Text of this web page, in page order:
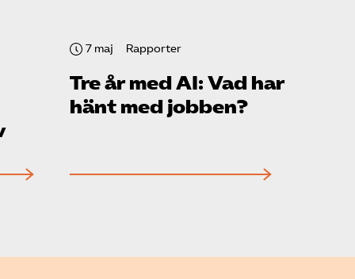
7 maj Rapporter
Tre år med AI: Vad har
hänt med jobben?